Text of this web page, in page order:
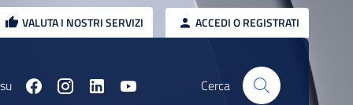
VALUTA I NOSTRI SERVIZI ACCEDI O REGISTRATI
Cerca